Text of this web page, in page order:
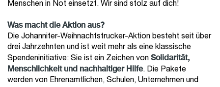
Menschen in Not einsetzt. Wir sind stolz auf dich!
Was macht die Aktion aus?
Die Johanniter-Weihnachtstrucker-Aktion besteht seit über
drei Jahrzehnten und ist weit mehr als eine klassische
Spendeninitiative: Sie ist ein Zeichen von Solidarität,
Menschlichkeit und nachhaltiger Hilfe. Die Pakete
werden von Ehrenamtlichen, Schulen, Unternehmen und